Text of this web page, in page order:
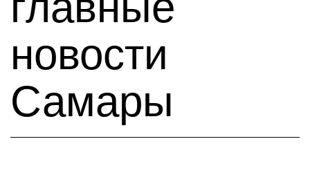
новости
Самары